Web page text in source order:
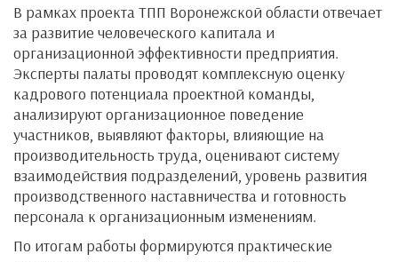
В рамках проекта ТПП Воронежской области отвечает
за развитие человеческого капитала и
организационной эффективности предприятия.
Эксперты палаты проводят комплексную оценку
кадрового потенциала проектной команды,
анализируют организационное поведение
участников, выявляют факторы, влияющие на
производительность труда, оценивают систему
взаимодействия подразделений, уровень развития
производственного наставничества и готовность
персонала к организационным изменениям.
По итогам работы формируются практические